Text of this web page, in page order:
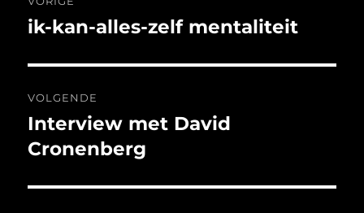
navigatie
Vorig
ik-kan-alles-zelf mentaliteit
VOLGENDE
Volgend
bericht:
Interview met David
Cronenberg